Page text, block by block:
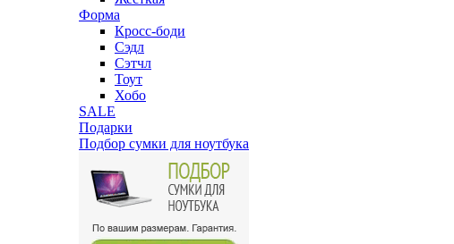
Форма
Кросс-боди
Сэдл
Сэтчл
Тоут
Хобо
SALE
Подарки
Подбор сумки для ноутбука